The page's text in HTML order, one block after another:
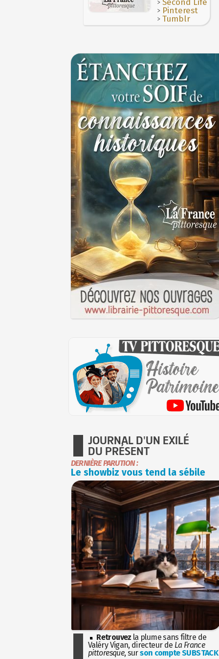
JOURNAL D'UN EXILÉ
DU PRÉSENT
DERNIÈRE PARUTION :
Le showbiz vous tend la sébile
Retrouvez la plume sans filtre de
Valéry Vigan, directeur de La France
pittoresque, surson compte SUBSTACK
Second Life
> Pinterest
>Tumblr